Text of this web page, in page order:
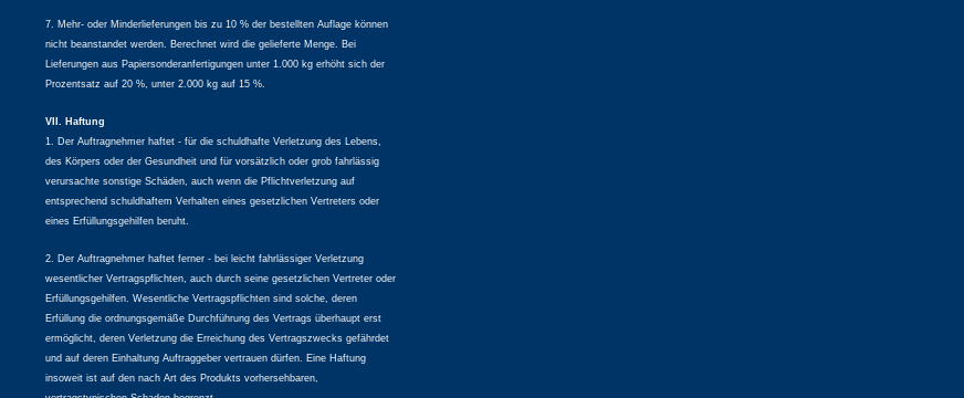
7. Mehr- oder Minderlieferungen bis zu 10 % der bestellten Auflage können
nicht beanstandet werden. Berechnet wird die gelieferte Menge. Bei
Lieferungen aus Papiersonderanfertigungen unter 1.000 kg erhöht sich der
Prozentsatz auf 20 %, unter 2.000 kg auf 15 %.
VII. Haftung
1. Der Auftragnehmer haftet - für die schuldhafte Verletzung des Lebens,
des Körpers oder der Gesundheit und für vorsätzlich oder grob fahrlässig
verursachte sonstige Schäden, auch wenn die Pflichtverletzung auf
entsprechend schuldhaftem Verhalten eines gesetzlichen Vertreters oder
eines Erfüllungsgehilfen beruht.
2. Der Auftragnehmer haftet ferner - bei leicht fahrlässiger Verletzung
wesentlicher Vertragspflichten, auch durch seine gesetzlichen Vertreter oder
Erfüllungsgehilfen. Wesentliche Vertragspflichten sind solche, deren
Erfüllung die ordnungsgemäße Durchführung des Vertrags überhaupt erst
ermöglicht, deren Verletzung die Erreichung des Vertragszwecks gefährdet
und auf deren Einhaltung Auftraggeber vertrauen dürfen. Eine Haftung
insoweit ist auf den nach Art des Produkts vorhersehbaren,